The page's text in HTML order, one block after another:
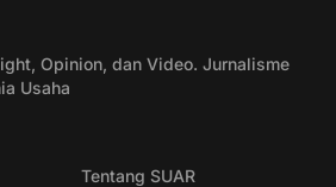
Opinion, dan Video. Jurnalisme
Usaha
Tentang SUAR